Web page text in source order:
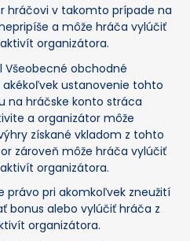
hráčovi v takomto prípade na
a môže hráča vylúčiť
organizátora.
Všeobecné obchodné
ustanovenie tohto
na hráčske konto stráca
a organizátor môže
získané vkladom z tohto
zároveň môže hráča vylúčiť
organizátora.
právo pri akomkoľvek zneužití
bonus alebo vylúčiť hráča z
organizátora.